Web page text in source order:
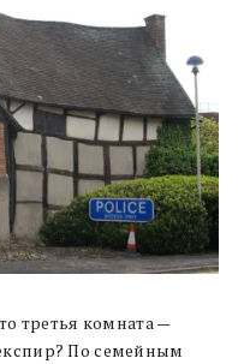
третья комната —
По семейным